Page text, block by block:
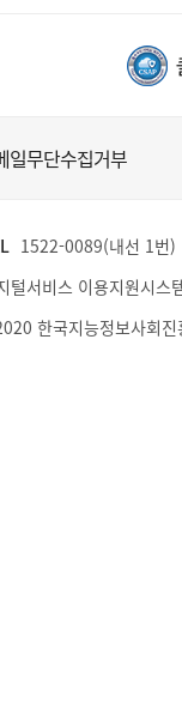
일무단수집거부
1522-0089(내선 1번
털서비스 이용지원시스
한국지능정보사회진